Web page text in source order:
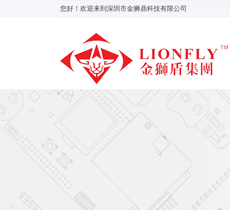
您好！欢迎来到深圳市金狮鼎科技有限公司